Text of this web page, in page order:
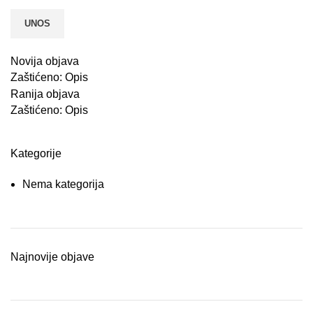
Novija objava
Zaštićeno: Opis
Ranija objava
Zaštićeno: Opis
Kategorije
Nema kategorija
Najnovije objave